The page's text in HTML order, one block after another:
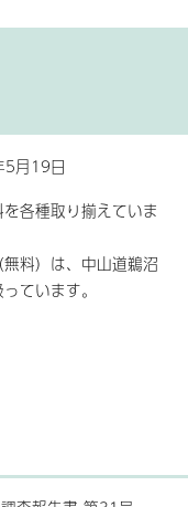
月19日
各種取り揃えていま
料）は、中山道鵜沼
ています。